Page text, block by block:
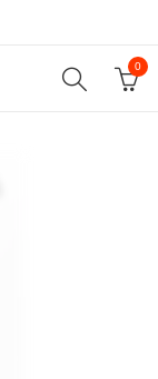
0